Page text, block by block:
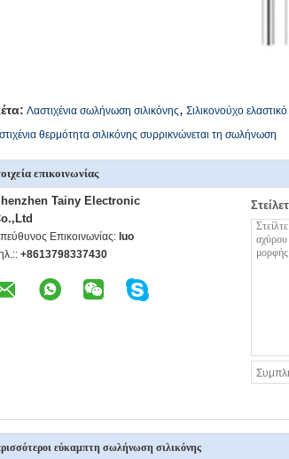
Λαστιχένια σωλήνωση σιλικόνης, Σιλικονούχο
θερμότητα σιλικόνης συρρικνώνεται τη σωλήνωση
επικοινωνίας
Tainy Electronic
Επικοινωνίας: luo
+8613798337430
εύκαμπτη σωλήνωση σιλικόνης